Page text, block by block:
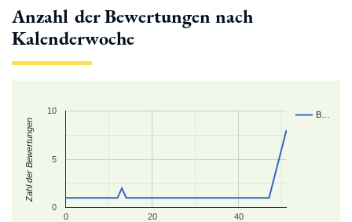
Anzahl der Bewertungen nach
Kalenderwoche
B…
0 20 40
0
5
10
Zahl der Bewertungen